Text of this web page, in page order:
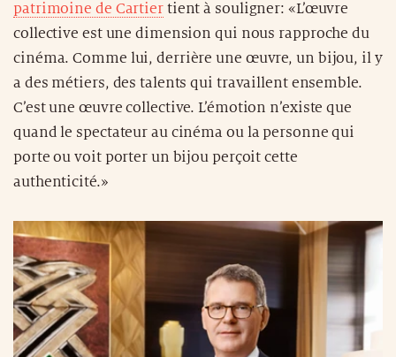
patrimoine de Cartiertient à souligner: «L’œuvre
collective est une dimension qui nous rapproche du
cinéma. Comme lui, derrière une œuvre, un bijou, il y
a des métiers, des talents qui travaillent ensemble.
C’est une œuvre collective. L’émotion n’existe que
quand le spectateur au cinéma ou la personne qui
porte ou voit porter un bijou perçoit cette
authenticité.»